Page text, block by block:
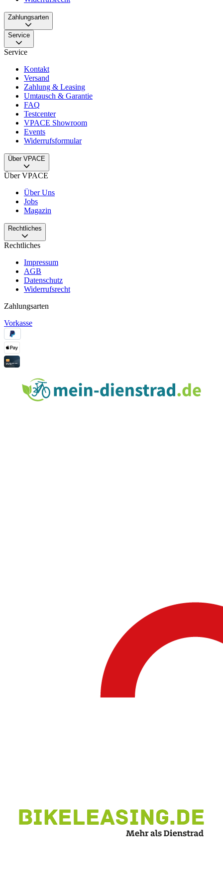
Zahlungsarten
Service
Service
Kontakt
Versand
Zahlung & Leasing
Umtausch & Garantie
FAQ
Testcenter
VPACE Showroom
Events
Widerrufsformular
Über VPACE
Über VPACE
Über Uns
Jobs
Magazin
Rechtliches
Rechtliches
Impressum
AGB
Datenschutz
Widerrufsrecht
Zahlungsarten
Vorkasse